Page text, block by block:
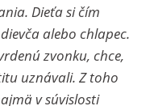
Dieťa si čím
alebo chlapec.
zvonku, chce,
uznávali. Z toho
v súvislosti